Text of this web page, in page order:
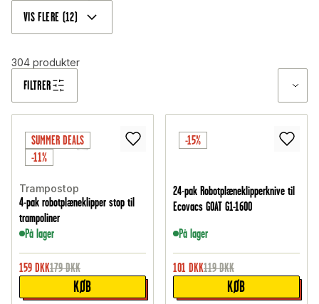
VIS FLERE (12)
FILTRER
304 produkter
SUMMER DEALS
-11%
Trampostop
4-pak robotplæneklipper stop til
trampoliner
På lager
159 DKK179 DKK
KØB
-15%
24-pak Robotplæneklipperknive til
Ecovacs GOAT G1-1600
På lager
101 DKK119 DKK
KØB